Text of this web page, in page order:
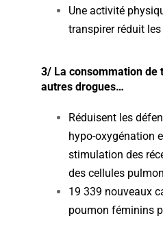
Une activité
transpirer réduit
3/ La consommation de
autres drogues…
Réduisent les
hypo-oxygénation
stimulation des
des cellules
19 339 nouveaux
poumon féminins